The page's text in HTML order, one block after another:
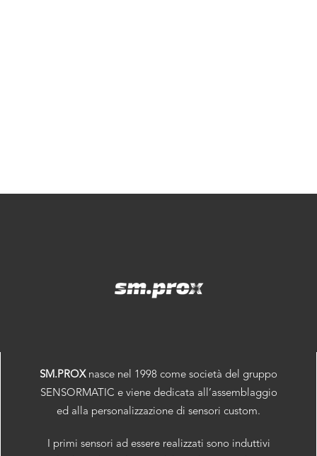
SM.PROXnasce nel 1998 come società del gruppo
SENSORMATIC e viene dedicata all’assemblaggio
ed alla personalizzazione di sensori custom.
I primi sensori ad essere realizzati sono induttivi